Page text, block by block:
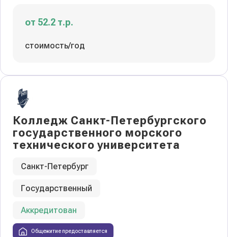
от 52.2 т.р.
стоимость/год
Колледж Санкт-Петербургского
государственного морского
технического университета
Санкт-Петербург
Государственный
Аккредитован
Общежитие предоставляется